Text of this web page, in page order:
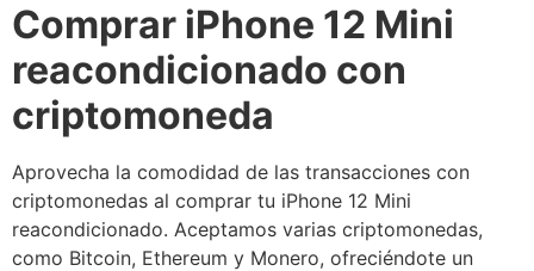
Comprar iPhone 12 Mini
reacondicionado con
criptomoneda
Aprovecha la comodidad de las transacciones con
criptomonedas al comprar tu iPhone 12 Mini
reacondicionado. Aceptamos varias criptomonedas,
como Bitcoin, Ethereum y Monero, ofreciéndote un